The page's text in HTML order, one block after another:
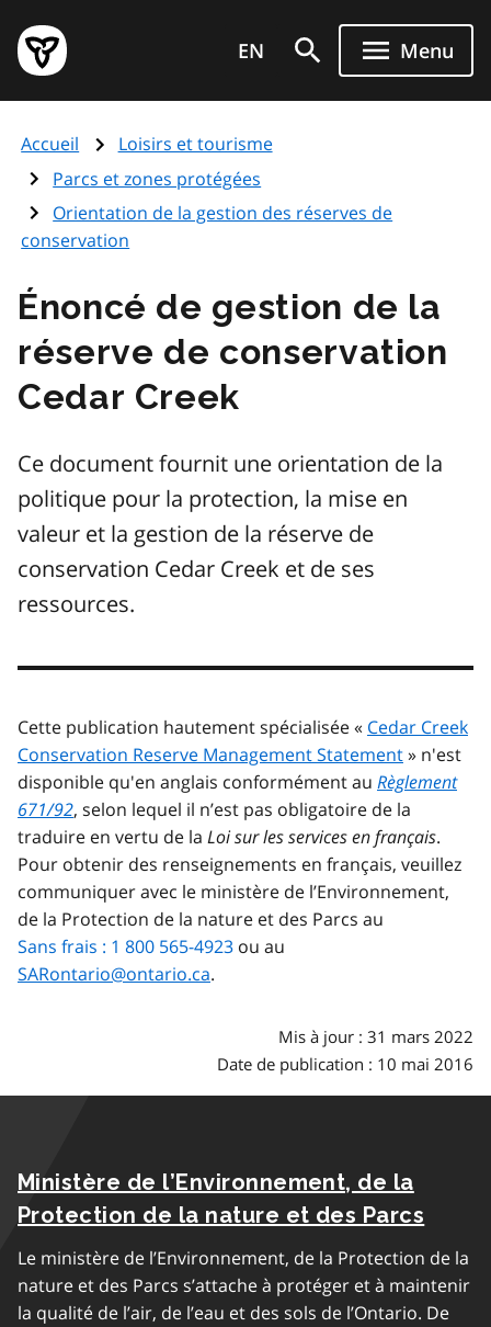
au
contenu
principal
Page
d'accueil
de
l'Ontario
EN Menu
Accueil
Loisirs et tourisme
Parcs et zones protégées
Orientation de la gestion des réserves de
conservation
Énoncé de gestion de la
réserve de conservation
Cedar Creek
Ce document fournit une orientation de la
politique pour la protection, la mise en
valeur et la gestion de la réserve de
conservation Cedar Creek et de ses
ressources.
Cette publication hautement spécialisée « Cedar Creek
Conservation Reserve Management Statement» n'est
disponible qu'en anglais conformément au Règlement
671/92, selon lequel il n’est pas obligatoire de la
traduire en vertu de la Loi sur les services en français.
Pour obtenir des renseignements en français, veuillez
communiquer avec le ministère de l’Environnement,
de la Protection de la nature et des Parcs au
Sans frais : 1 800 565-4923 ou au
SARontario@ontario.ca.
Mis à jour : 31 mars 2022
Date de publication : 10 mai 2016
Ministère de l’Environnement, de la
Protection de la nature et des Parcs
Le ministère de l’Environnement, de la Protection de la
nature et des Parcs s’attache à protéger et à maintenir
la qualité de l’air, de l’eau et des sols de l’Ontario. De